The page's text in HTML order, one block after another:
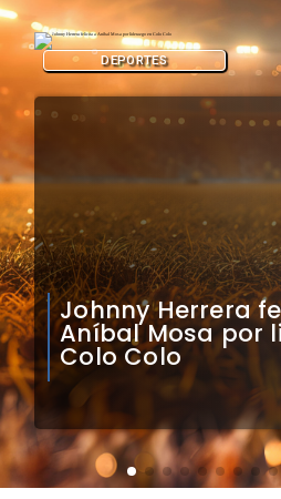
Claudio Bravo
impacto de
caboverdiano en
DEPORTES